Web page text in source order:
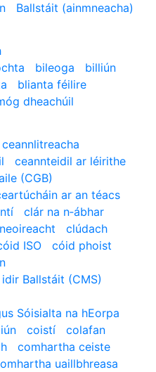
Ballstáit (ainmneacha)
bileoga
billiún
blianta féilire
dheachúil
ceannlitreacha
ceannteidil ar léirithe
(CGB)
ar an téacs
clár na n‑ábhar
clúdach
ISO
cóid phoist
Ballstáit (CMS)
Sóisialta na hEorpa
coistí
colafan
comhartha ceiste
uaillbhreasa